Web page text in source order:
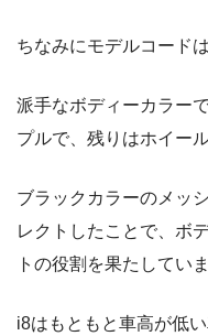
ちなみにモデルコード
派手なボディーカラー
プルで、残りはホイー
ブラックカラーのメッ
レクトしたことで、ボ
トの役割を果たしていま
i8はもともと車高が低